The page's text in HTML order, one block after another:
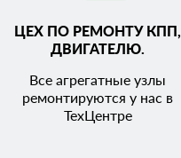
ЦЕХ ПО РЕМОНТУ КПП,
ДВИГАТЕЛЮ.
Все агрегатные узлы
ремонтируются у нас в
ТехЦентре